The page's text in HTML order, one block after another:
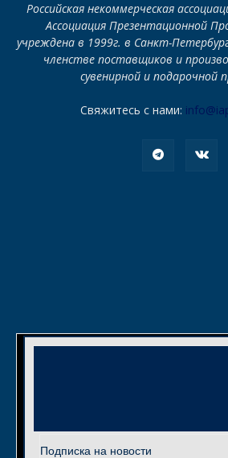
Российская некоммерческая
Ассоциация Презентационной
учреждена в 1999г. в Санкт-
членстве поставщиков и
сувенирной и подарочной
Свяжитесь с нами:
Подписка на новости